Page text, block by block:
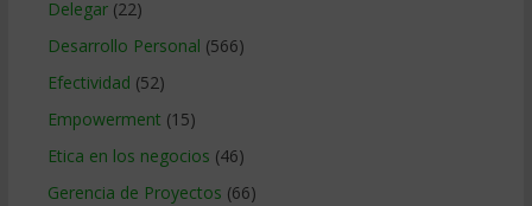
Delegar(22)
Desarrollo Personal (566)
Efectividad (52)
Empowerment (15)
Etica en los negocios (46)
Gerencia de Proyectos (66)